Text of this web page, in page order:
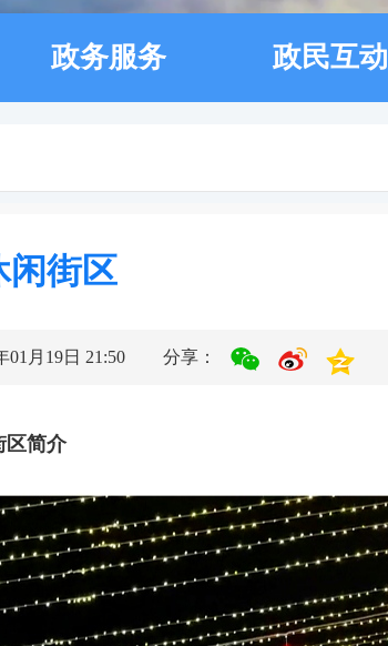
政务服务 政民互动
闲街区
01月19日 21:50 分享：
区简介